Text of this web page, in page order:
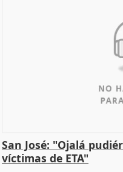
San José: "Ojalá
víctimas de ETA"